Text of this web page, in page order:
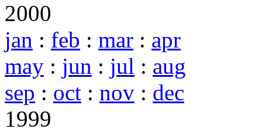
2000
jan : feb : mar : apr
may : jun : jul : aug
sep : oct : nov : dec
1999